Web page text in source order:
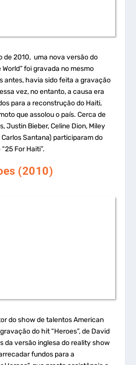
de 2010, uma nova versão do
World” foi gravada no mesmo
antes, havia sido feita a gravação
vez, no entanto, a causa era
para a reconstrução do Haiti,
que assolou o país. Cerca de
Justin Bieber, Celine Dion, Miley
Carlos Santana) participaram do
For Haiti”.
(2010)
do show de talentos American
do hit “Heroes”, de David
da versão inglesa do reality show
fundos para a